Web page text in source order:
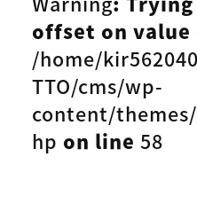
offset on
/home/
TTO/cms/wp-
content/
hp on line 58